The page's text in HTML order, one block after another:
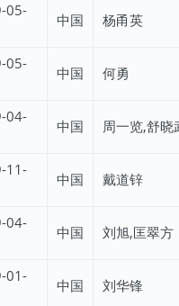
05-
中国 杨甬英
05-
中国 何勇
04-
中国 周一览,舒晓
11-
中国 戴道锌
04-
中国 刘旭,匡翠方
01-
中国 刘华锋